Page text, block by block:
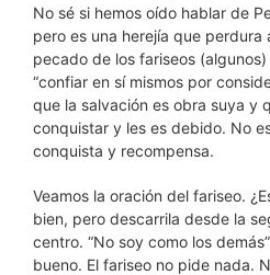
No sé si hemos oído hablar de
pero es una herejía que perdura
pecado de los fariseos
“confiar en sí mismos por
que la salvación es obra suya y
conquistar y les es debido. No
conquista y recompensa.
Veamos la oración del fariseo.
bien, pero descarrila desde la
centro. “No soy como los
bueno. El fariseo no pide nada.